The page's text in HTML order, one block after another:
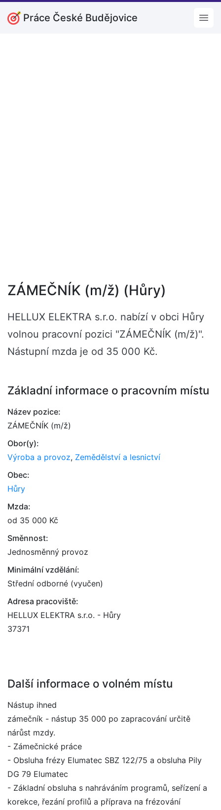
Práce České Budějovice
ZÁMEČNÍK (m/ž) (Hůry)
HELLUX ELEKTRA s.r.o. nabízí v obci Hůry
volnou pracovní pozici "ZÁMEČNÍK (m/ž)".
Nástupní mzda je od 35 000 Kč.
Základní informace o pracovním místu
Název pozice:
ZÁMEČNÍK (m/ž)
Obor(y):
Výroba a provoz, Zemědělství a lesnictví
Obec:
Hůry
Mzda:
od 35 000 Kč
Směnnost:
Jednosměnný provoz
Minimální vzdělání:
Střední odborné (vyučen)
Adresa pracoviště:
HELLUX ELEKTRA s.r.o. - Hůry
37371
Další informace o volném místu
Nástup ihned
zámečník - nástup 35 000 po zapracování určitě
nárůst mzdy.
- Zámečnické práce
- Obsluha frézy Elumatec SBZ 122/75 a obsluha Pily
DG 79 Elumatec
- Základní obsluha s nahráváním programů, seřízení a
korekce, řezání profilů a příprava na frézování